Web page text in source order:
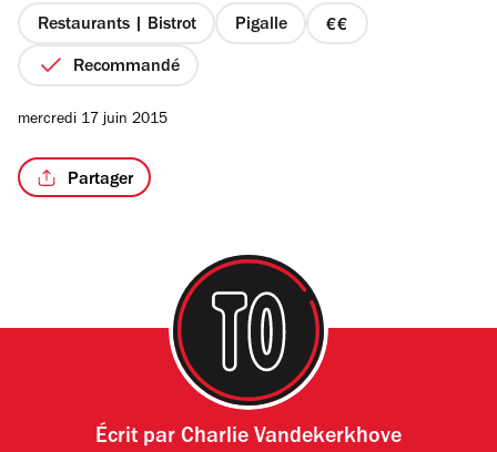
étoiles
Restaurants | Bistrot Pigalle
prix
Recommandé
mercredi 17 juin 2015
Partager
Écrit par Charlie Vandekerkhove